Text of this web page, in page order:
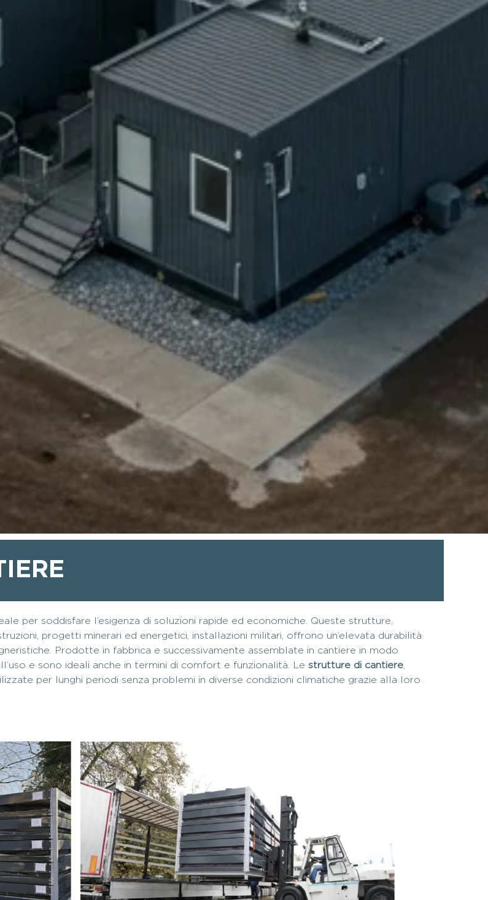
per soddisfare l’esigenza di soluzioni rapide ed economiche. Queste strutture,
progetti minerari ed energetici, installazioni militari, offrono un’elevata durabilità
Prodotte in fabbrica e successivamente assemblate in cantiere in modo
e sono ideali anche in termini di comfort e funzionalità. Le strutture di cantiere
per lunghi periodi senza problemi in diverse condizioni climatiche grazie alla loro